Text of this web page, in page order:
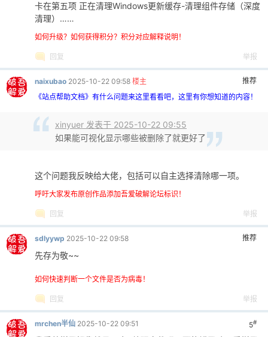
卡在第五项 正在清理Windows更新缓存-清理组件存储（深度
清理）……
如何升级？如何获得积分？积分对应解释说明！
回复 举报
推荐
naixubao 2025-10-22 09:58 楼主
《站点帮助文档》有什么问题来这里看看吧，这里有你想知道的内容！
xinyuer 发表于 2025-10-22 09:55
如果能可视化显示哪些被删除了就更好了
这个问题我反映给大佬，包括可以自主选择清除哪一项。
呼吁大家发布原创作品添加吾爱破解论坛标识！
回复 举报
推荐
sdlyywp 2025-10-22 09:58
先存为敬~~
如何快速判断一个文件是否为病毒！
回复 举报
5#
mrchen半仙 2025-10-22 09:51